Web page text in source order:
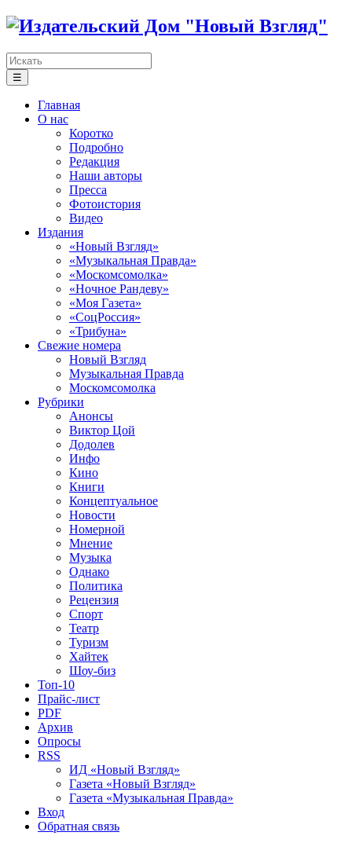
☰
Главная
О нас
Коротко
Подробно
Редакция
Наши авторы
Пресса
Фотоистория
Видео
Издания
«Новый Взгляд»
«Музыкальная Правда»
«Москомсомолка»
«Ночное Рандеву»
«Моя Газета»
«СоцРоссия»
«Трибуна»
Свежие номера
Новый Взгляд
Музыкальная Правда
Москомсомолка
Рубрики
Анонсы
Виктор Цой
Додолев
Инфо
Кино
Книги
Концептуальное
Новости
Номерной
Мнение
Музыка
Однако
Политика
Рецензия
Спорт
Театр
Туризм
Хайтек
Шоу-биз
Топ-10
Прайс-лист
PDF
Архив
Опросы
RSS
ИД «Новый Взгляд»
Газета «Новый Взгляд»
Газета «Музыкальная Правда»
Вход
Обратная связь